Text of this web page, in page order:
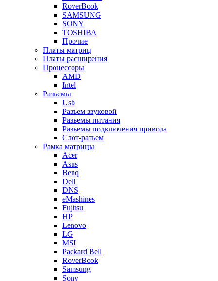
RoverBook
SAMSUNG
SONY
TOSHIBA
Прочие
Платы матриц
Платы расширения
Процессоры
AMD
Intel
Разъемы
Usb
Разъем звуковой
Разъемы питания
Разъемы подключения привода
Слот-разъем
Рамка матрицы
Acer
Asus
Benq
Dell
DNS
eMashines
Fujitsu
HP
Lenovo
LG
MSI
Packard Bell
RoverBook
Samsung
Sony